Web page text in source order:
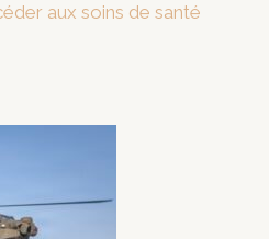
aux soins de santé